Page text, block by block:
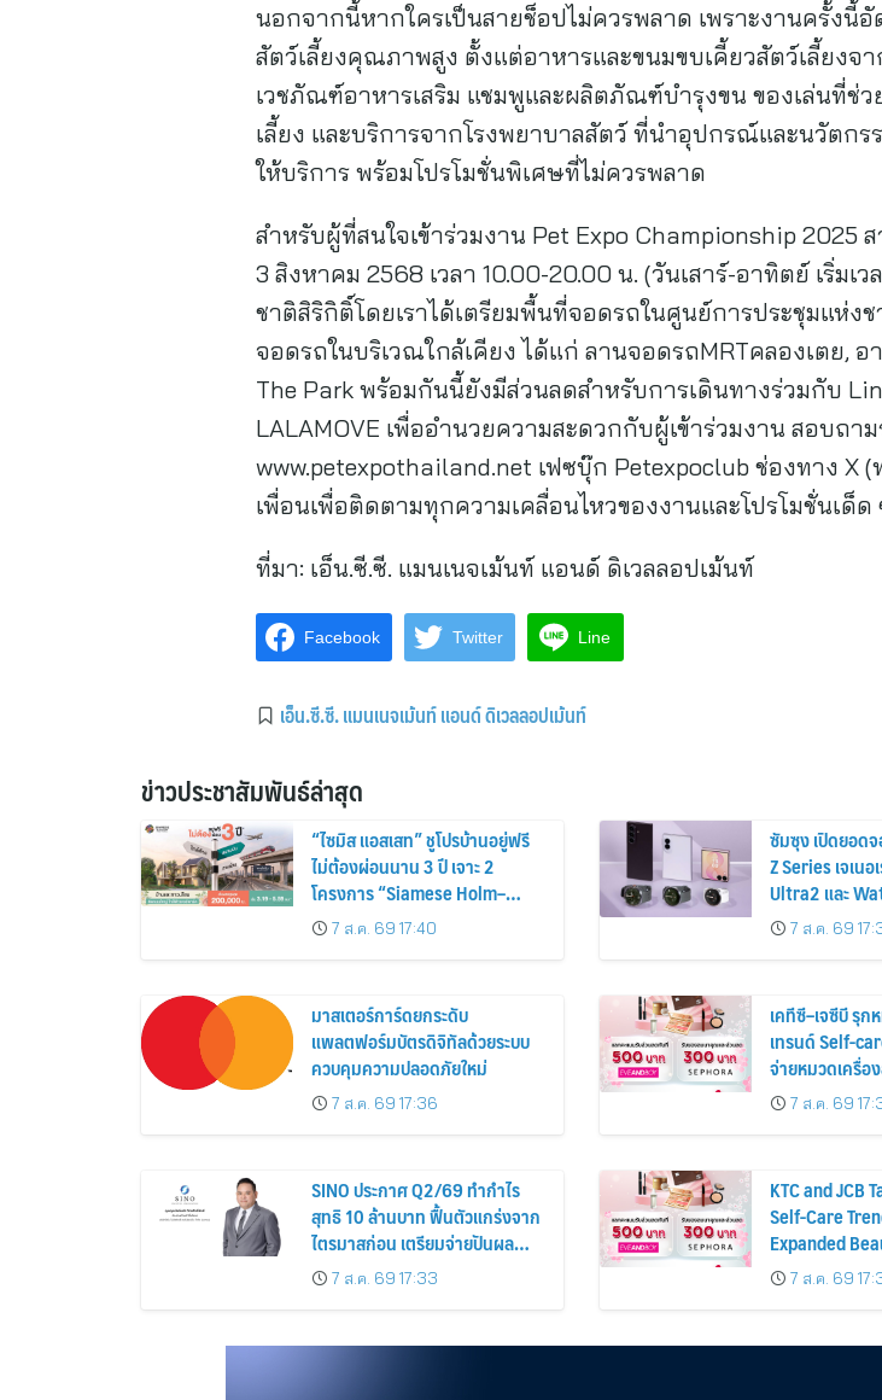
นอกจากนี้หากใครเป็นสายช็อปไม่ควรพลาด เพราะงานครั้งนี้
สัตว์เลี้ยงคุณภาพสูง ตั้งแต่อาหารและขนมขบเคี้ยวสัตว์เลี้ยง
เวชภัณฑ์อาหารเสริม แชมพูและผลิตภัณฑ์บำรุงขน ของเล่นที่
เลี้ยง และบริการจากโรงพยาบาลสัตว์ ที่นำอุปกรณ์และนวัตก
ให้บริการ พร้อมโปรโมชั่นพิเศษที่ไม่ควรพลาด
สำหรับผู้ที่สนใจเข้าร่วมงาน Pet Expo Championship 2025
3 สิงหาคม 2568 เวลา 10.00-20.00 น. (วันเสาร์-อาทิตย์ เริ่ม
ชาติสิริกิติ์โดยเราได้เตรียมพื้นที่จอดรถในศูนย์การประชุมแห่
จอดรถในบริเวณใกล้เคียง ได้แก่ ลานจอดรถMRTคลองเตย,
The Park พร้อมกันนี้ยังมีส่วนลดสำหรับการเดินทางร่วมกับ
LALAMOVE เพื่ออำนวยความสะดวกกับผู้เข้าร่วมงาน สอบถา
www.petexpothailand.net เฟซบุ๊ก Petexpoclub ช่องทาง X (
เพื่อนเพื่อติดตามทุกความเคลื่อนไหวของงานและโปรโมชั่นเด็
ที่มา: เอ็น.ซี.ซี. แมนเนจเม้นท์ แอนด์ ดิเวลลอปเม้นท์
Facebook Twitter Line
เอ็น.ซี.ซี. แมนเนจเม้นท์ แอนด์ ดิเวลลอปเม้นท์
ข่าวประชาสัมพันธ์ล่าสุด
“ไซมิส แอสเสท” ชูโปรบ้านอยู่ฟรี
ไม่ต้องผ่อนนาน 3 ปี เจาะ 2
โครงการ “Siamese Holm–
Siamese Blossom” พร้อม
ส่วนลดและสิทธิพิเศษถึง 31
7 ส.ค. 69 17:40
ซัมซุง เปิดยอด
Z Series เจเน
Ultra2 และ
ก่อนหน้ากว่า
7 ส.ค. 69
มาสเตอร์การ์ดยกระดับ
แพลตฟอร์มบัตรดิจิทัลด้วยระบบ
ควบคุมความปลอดภัยใหม่
7 ส.ค. 69 17:36
เคทีซี–เจซีบี รุ
เทรนด์ Self-
จ่ายหมวดเครื่อ
7 ส.ค. 69
SINO ประกาศ Q2/69 ทำกำไร
สุทธิ 10 ล้านบาท ฟื้นตัวแกร่งจาก
ไตรมาสก่อน เตรียมจ่ายปันผล
ระหว่างกาล 0.014423 บาทต่อหุ้น
ครึ่งปีหลังมุ่งเติบโตต่อเนื่อง
7 ส.ค. 69 17:33
KTC and JCB
Self-Care
Expanded
Number of KTC
Cardmembers
7 ส.ค. 69